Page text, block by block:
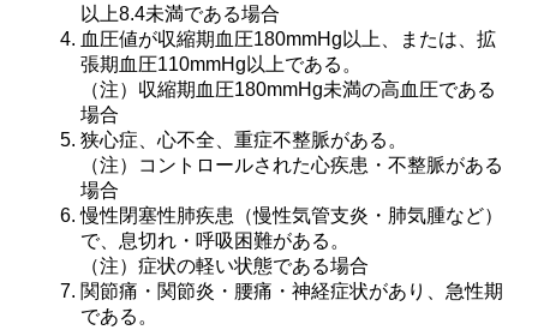
以上8.4未満である場合
血圧値が収縮期血圧180mmHg以上、または、拡
張期血圧110mmHg以上である。
（注）収縮期血圧180mmHg未満の高血圧である
場合
狭心症、心不全、重症不整脈がある。
（注）コントロールされた心疾患・不整脈がある
場合
慢性閉塞性肺疾患（慢性気管支炎・肺気腫など）
で、息切れ・呼吸困難がある。
（注）症状の軽い状態である場合
関節痛・関節炎・腰痛・神経症状があり、急性期
である。